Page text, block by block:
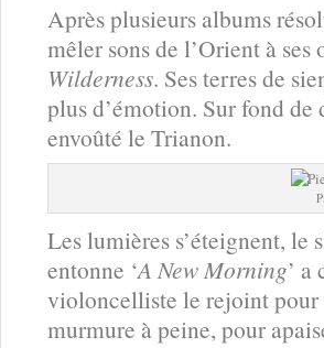
Après plusieurs albums
mêler sons de l’Orient à
Wilderness. Ses terres de
plus d’émotion. Sur fond de
envoûté le Trianon.
Les lumières s’éteignent,
entonne ‘A New Morning’ a
violoncelliste le rejoint pour
murmure à peine, pour